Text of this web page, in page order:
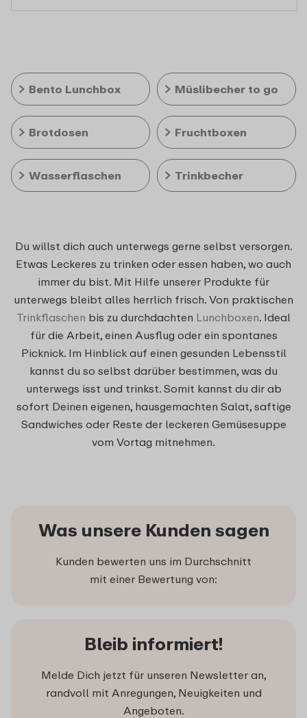
Bento Lunchbox Müslibecher to go
Brotdosen Fruchtboxen
Wasserflaschen Trinkbecher
Du willst dich auch unterwegs gerne selbst versorgen.
Etwas Leckeres zu trinken oder essen haben, wo auch
immer du bist. Mit Hilfe unserer Produkte für
unterwegs bleibt alles herrlich frisch. Von praktischen
Trinkflaschen bis zu durchdachten Lunchboxen. Ideal
für die Arbeit, einen Ausflug oder ein spontanes
Picknick. Im Hinblick auf einen gesunden Lebensstil
kannst du so selbst darüber bestimmen, was du
unterwegs isst und trinkst. Somit kannst du dir ab
sofort Deinen eigenen, hausgemachten Salat, saftige
Sandwiches oder Reste der leckeren Gemüsesuppe
vom Vortag mitnehmen.
Was unsere Kunden sagen
Kunden bewerten uns im Durchschnitt
mit einer Bewertung von:
Bleib informiert!
Melde Dich jetzt für unseren Newsletter an,
randvoll mit Anregungen, Neuigkeiten und
Angeboten.